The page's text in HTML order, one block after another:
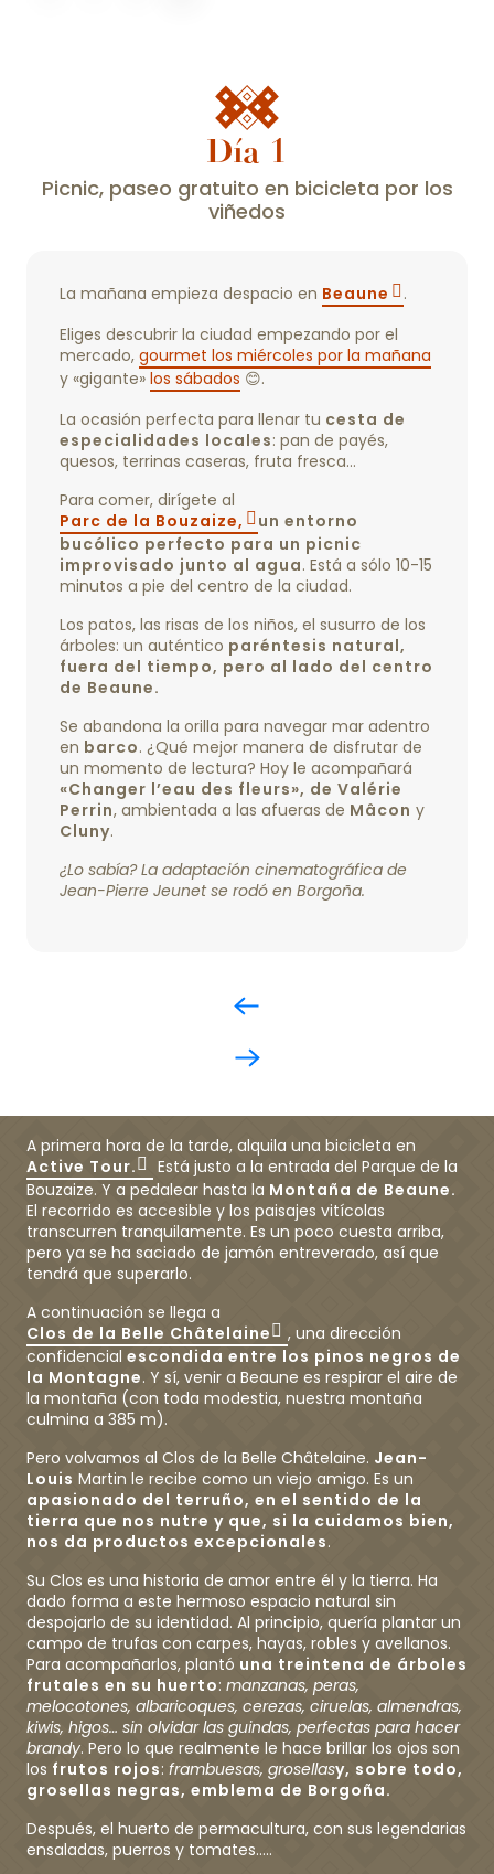
Día 1
Picnic, paseo gratuito en bicicleta por los
viñedos
La mañana empieza despacio en Beaune
.
Eliges descubrir la ciudad empezando por el
mercado, gourmet los miércoles por la mañana
y «gigante» los sábados 😊.
La ocasión perfecta para llenar tu cesta de
especialidades locales: pan de payés,
quesos, terrinas caseras, fruta fresca…
Para comer, dirígete al
Parc de la Bouzaize,
un entorno
bucólico perfecto para un picnic
improvisado junto al agua. Está a sólo 10-15
minutos a pie del centro de la ciudad.
Los patos, las risas de los niños, el susurro de los
árboles: un auténtico paréntesis natural,
fuera del tiempo, pero al lado del centro
de Beaune.
Se abandona la orilla para navegar mar adentro
en barco. ¿Qué mejor manera de disfrutar de
un momento de lectura? Hoy le acompañará
«Changer l’eau des fleurs», de Valérie
Perrin, ambientada a las afueras de Mâcon y
Cluny.
¿Lo sabía? La adaptación cinematográfica de
Jean-Pierre Jeunet se rodó en Borgoña.
A primera hora de la tarde, alquila una bicicleta en
Active Tour.
Está justo a la entrada del Parque de la
Bouzaize. Y a pedalear hasta la Montaña de Beaune.
El recorrido es accesible y los paisajes vitícolas
transcurren tranquilamente. Es un poco cuesta arriba,
pero ya se ha saciado de jamón entreverado, así que
tendrá que superarlo.
A continuación se llega a
Clos de la Belle Châtelaine
, una dirección
confidencial escondida entre los pinos negros de
la Montagne. Y sí, venir a Beaune es respirar el aire de
la montaña (con toda modestia, nuestra montaña
culmina a 385 m).
Pero volvamos al Clos de la Belle Châtelaine. Jean-
Louis Martin le recibe como un viejo amigo. Es un
apasionado del terruño, en el sentido de la
tierra que nos nutre y que, si la cuidamos bien,
nos da productos excepcionales.
Su Clos es una historia de amor entre él y la tierra. Ha
dado forma a este hermoso espacio natural sin
despojarlo de su identidad. Al principio, quería plantar un
campo de trufas con carpes, hayas, robles y avellanos.
Para acompañarlos, plantó una treintena de árboles
frutales en su huerto: manzanas, peras,
melocotones, albaricoques, cerezas, ciruelas, almendras,
kiwis, higos… sin olvidar las guindas, perfectas para hacer
brandy. Pero lo que realmente le hace brillar los ojos son
los frutos rojos: frambuesas, grosellasy, sobre todo,
grosellas negras, emblema de Borgoña.
Después, el huerto de permacultura, con sus legendarias
ensaladas, puerros y tomates…..